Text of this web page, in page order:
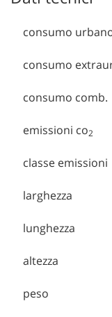
consumo
consumo
consumo comb.
emissioni co2
classe emissioni
larghezza
lunghezza
altezza
peso